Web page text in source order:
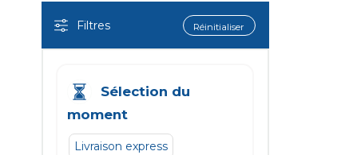
Filtres Réinitialiser
Sélection du
moment
Livraison express